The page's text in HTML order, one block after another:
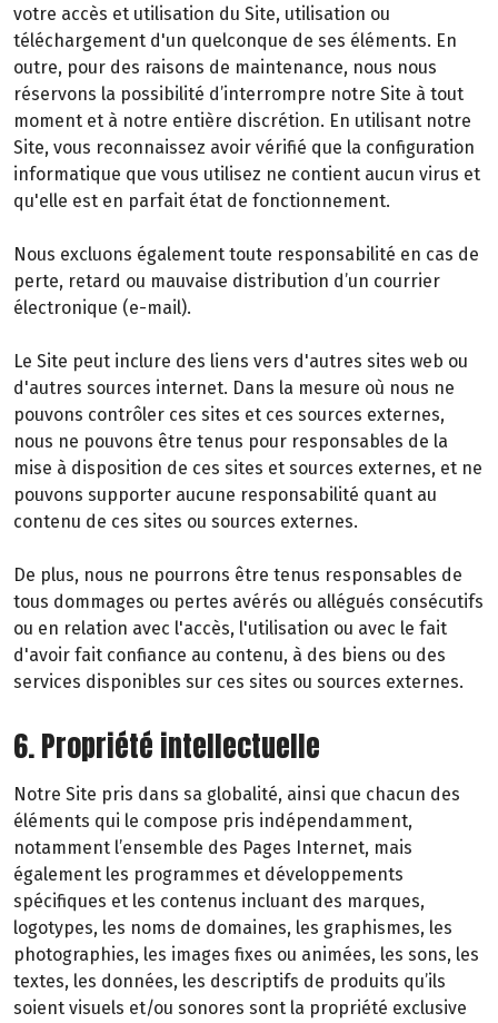
votre accès et utilisation du Site, utilisation ou
téléchargement d'un quelconque de ses éléments. En
outre, pour des raisons de maintenance, nous nous
réservons la possibilité d’interrompre notre Site à tout
moment et à notre entière discrétion. En utilisant notre
Site, vous reconnaissez avoir vérifié que la configuration
informatique que vous utilisez ne contient aucun virus et
qu'elle est en parfait état de fonctionnement.
Nous excluons également toute responsabilité en cas de
perte, retard ou mauvaise distribution d’un courrier
électronique (e-mail).
Le Site peut inclure des liens vers d'autres sites web ou
d'autres sources internet. Dans la mesure où nous ne
pouvons contrôler ces sites et ces sources externes,
nous ne pouvons être tenus pour responsables de la
mise à disposition de ces sites et sources externes, et ne
pouvons supporter aucune responsabilité quant au
contenu de ces sites ou sources externes.
De plus, nous ne pourrons être tenus responsables de
tous dommages ou pertes avérés ou allégués consécutifs
ou en relation avec l'accès, l'utilisation ou avec le fait
d'avoir fait confiance au contenu, à des biens ou des
services disponibles sur ces sites ou sources externes.
6. Propriété intellectuelle
Notre Site pris dans sa globalité, ainsi que chacun des
éléments qui le compose pris indépendamment,
notamment l’ensemble des Pages Internet, mais
également les programmes et développements
spécifiques et les contenus incluant des marques,
logotypes, les noms de domaines, les graphismes, les
photographies, les images fixes ou animées, les sons, les
textes, les données, les descriptifs de produits qu’ils
soient visuels et/ou sonores sont la propriété exclusive